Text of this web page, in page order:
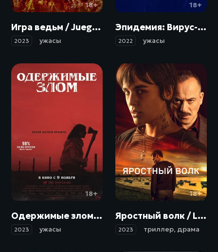
18+
Игра ведьм / Juego de brujas (2023)
2023 ужасы
18+
Эпидемия: Вирус-32 / Virus-32 (2022)
2022 ужасы
18+
Одержимые злом / Cuando acecha la maldad (2023)
2023 ужасы
18+
Яростный волк / Lobo feroz (2023)
2023 триллер, драма